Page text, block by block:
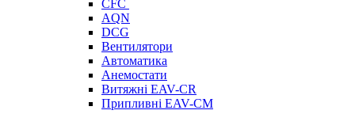
CFC
AQN
DCG
Вентилятори
Автоматика
Анемостати
Витяжні EAV-CR
Припливні EAV-CM